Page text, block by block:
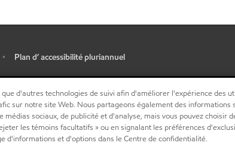
•
Plan d’ accessibilité pluriannuel
• Centre de
d'autres technologies de suivi afin d'améliorer l'expérience des
sur notre site Web. Nous partageons également des informations
sociaux, de publicité et d'analyse, mais vous pouvez choisir
les témoins facultatifs » ou en signalant les préférences
d'informations et d'options dans le Centre de confidentialité.